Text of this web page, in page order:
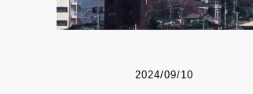
2024/09/10